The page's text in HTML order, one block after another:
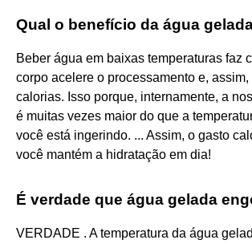
Qual o benefício da água
Beber água em baixas temperaturas faz
corpo acelere o processamento e,
calorias. Isso porque, internamente, a
é muitas vezes maior do que a
você está ingerindo. ... Assim, o gasto
você mantém a hidratação em dia!
É verdade que água gelada
VERDADE . A temperatura da água